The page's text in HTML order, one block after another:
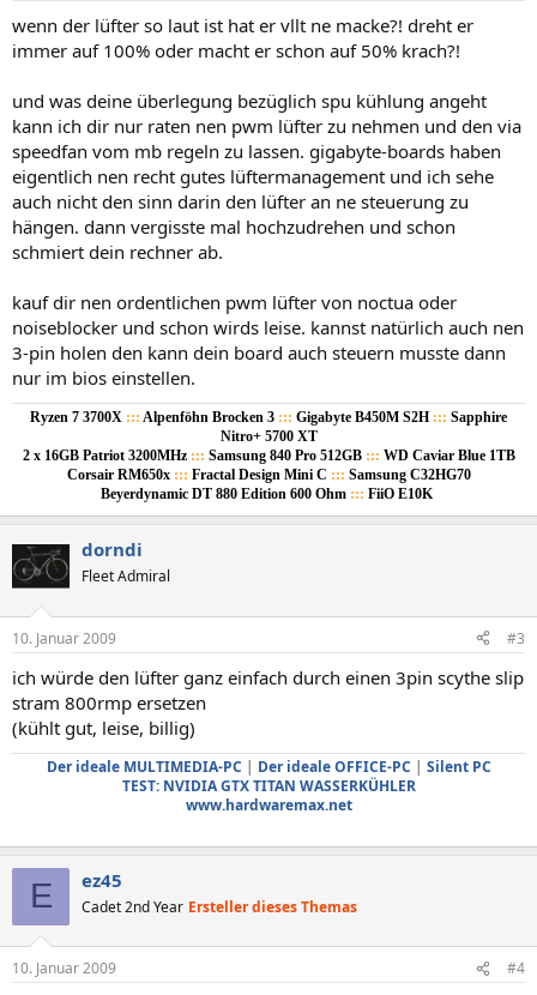
wenn der lüfter so laut ist hat er vllt ne macke?! dreht er
immer auf 100% oder macht er schon auf 50% krach?!
und was deine überlegung bezüglich spu kühlung angeht
kann ich dir nur raten nen pwm lüfter zu nehmen und den via
speedfan vom mb regeln zu lassen. gigabyte-boards haben
eigentlich nen recht gutes lüftermanagement und ich sehe
auch nicht den sinn darin den lüfter an ne steuerung zu
hängen. dann vergisste mal hochzudrehen und schon
schmiert dein rechner ab.
kauf dir nen ordentlichen pwm lüfter von noctua oder
noiseblocker und schon wirds leise. kannst natürlich auch nen
3-pin holen den kann dein board auch steuern musste dann
nur im bios einstellen.
Ryzen 7 3700X ::: Alpenföhn Brocken 3 ::: Gigabyte B450M S2H ::: Sapphire
Nitro+ 5700 XT
2 x 16GB Patriot 3200MHz ::: Samsung 840 Pro 512GB ::: WD Caviar Blue 1TB
Corsair RM650x ::: Fractal Design Mini C ::: Samsung C32HG70
Beyerdynamic DT 880 Edition 600 Ohm ::: FiiO E10K
dorndi
Fleet Admiral
10. Januar 2009 #3
ich würde den lüfter ganz einfach durch einen 3pin scythe slip
stram 800rmp ersetzen
(kühlt gut, leise, billig)
Der ideale MULTIMEDIA-PC | Der ideale OFFICE-PC | Silent PC
TEST: NVIDIA GTX TITAN WASSERKÜHLER
www.hardwaremax.net
E ez45
Cadet 2nd Year Ersteller dieses Themas
10. Januar 2009 #4